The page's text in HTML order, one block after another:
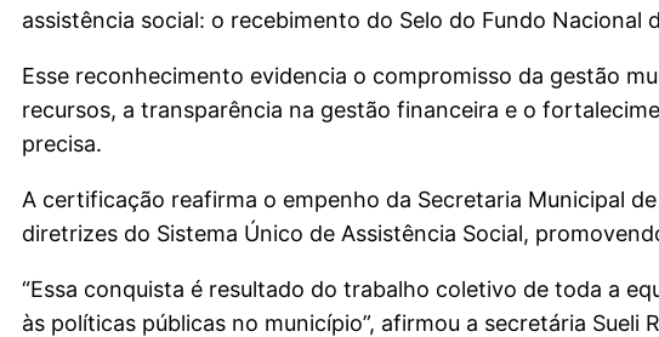
assistência social: o recebimento do Selo do Fundo Nacional
Esse reconhecimento evidencia o compromisso da gestão
recursos, a transparência na gestão financeira e o
precisa.
A certificação reafirma o empenho da Secretaria Municipal
diretrizes do Sistema Único de Assistência Social,
“Essa conquista é resultado do trabalho coletivo de toda a
às políticas públicas no município”, afirmou a secretária Sueli